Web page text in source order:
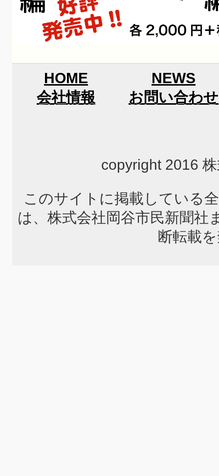
HOME
NEWS
会社情報
お問い合わせ
copyright 2016
このサイトに掲載している
は、株式会社岡谷市民新聞社
断転載